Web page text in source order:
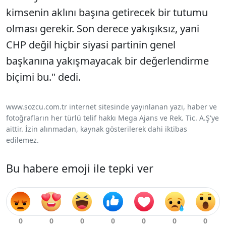
kimsenin aklını başına getirecek bir tutumu
olması gerekir. Son derece yakışıksız, yani
CHP değil hiçbir siyasi partinin genel
başkanına yakışmayacak bir değerlendirme
biçimi bu." dedi.
www.sozcu.com.tr internet sitesinde yayınlanan yazı, haber ve
fotoğrafların her türlü telif hakkı Mega Ajans ve Rek. Tic. A.Ş'ye
aittir. İzin alınmadan, kaynak gösterilerek dahi iktibas
edilemez.
Bu habere emoji ile tepki ver